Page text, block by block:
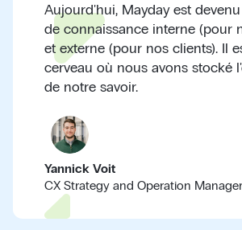
Aujourd'hui, Mayday est
de connaissance interne (pour
et externe (pour nos clients). Il
cerveau où nous avons stocké
de notre savoir.
Yannick Voit
CX Strategy and Operation Manager